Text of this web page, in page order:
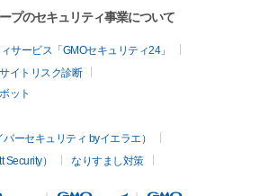
プのセキュリティ事業について
サービス「GMOセキュリティ24」
イトリスク診断
ット
ーセキュリティ byイエラエ）
）
なりすまし対策